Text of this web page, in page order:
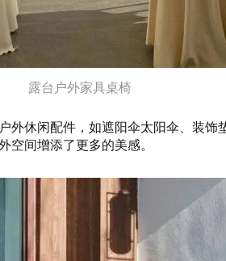
露台户外家具桌椅
外休闲配件，如遮阳伞太阳伞、装饰
空间增添了更多的美感。